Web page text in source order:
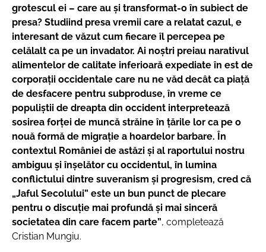
grotescul ei – care au şi transformat-o în subiect de
presa? Studiind presa vremii care a relatat cazul, e
interesant de văzut cum fiecare îl percepea pe
celălalt ca pe un invadator. Ai noştri preiau narativul
alimentelor de calitate inferioară expediate în est de
corporaţii occidentale care nu ne văd decât ca piaţă
de desfacere pentru subproduse, în vreme ce
populiştii de dreapta din occident interpretează
sosirea forţei de muncă străine în ţările lor ca pe o
nouă formă de migraţie a hoardelor barbare. În
contextul României de astăzi şi al raportului nostru
ambiguu şi înşelător cu occidentul, în lumina
conflictului dintre suveranism şi progresism, cred că
„Jaful Secolului” este un bun punct de plecare
pentru o discuţie mai profundă şi mai sinceră
societatea din care facem parte”, completează
Cristian Mungiu.